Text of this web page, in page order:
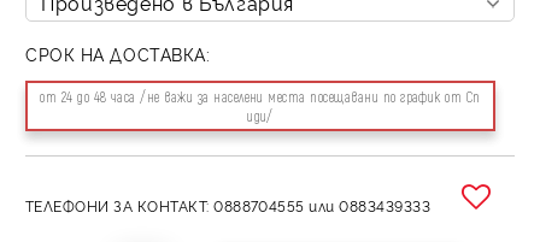
СРОК НА ДОСТАВКА:
от 24 до 48 часа /не важи за населени места посещавани по график от Сп
иди/
ТЕЛЕФОНИ ЗА КОНТАКТ: 0888704555 или 0883439333